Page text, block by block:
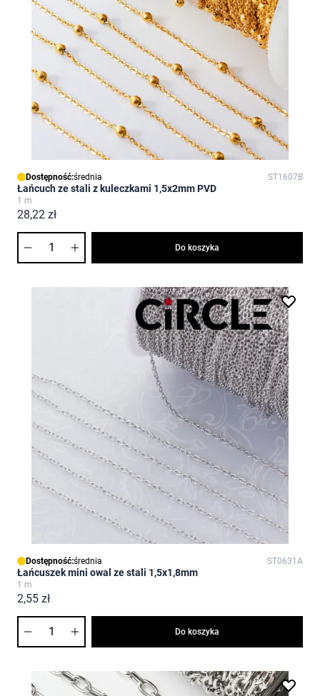
Dostępność:średnia ST1607B
Łańcuch ze stali z kuleczkami 1,5x2mm PVD
1 m
28,22 zł
Do koszyka
Dostępność:średnia ST0631A
Łańcuszek mini owal ze stali 1,5x1,8mm
1 m
2,55 zł
Do koszyka